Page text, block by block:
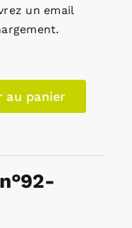
un email
au panier